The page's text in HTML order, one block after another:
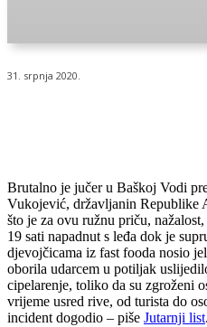
31. srpnja 2020.
Brutalno je jučer u Baškoj Vodi
Vukojević, državljanin Republike
što je za ovu ružnu priču,
19 sati napadnut s leđa dok je
djevojčicama iz fast fooda nosio
oborila udarcem u potiljak
cipelarenje, toliko da su zgroženi
vrijeme usred rive, od turista do
incident dogodio – piše Jutarnji list.